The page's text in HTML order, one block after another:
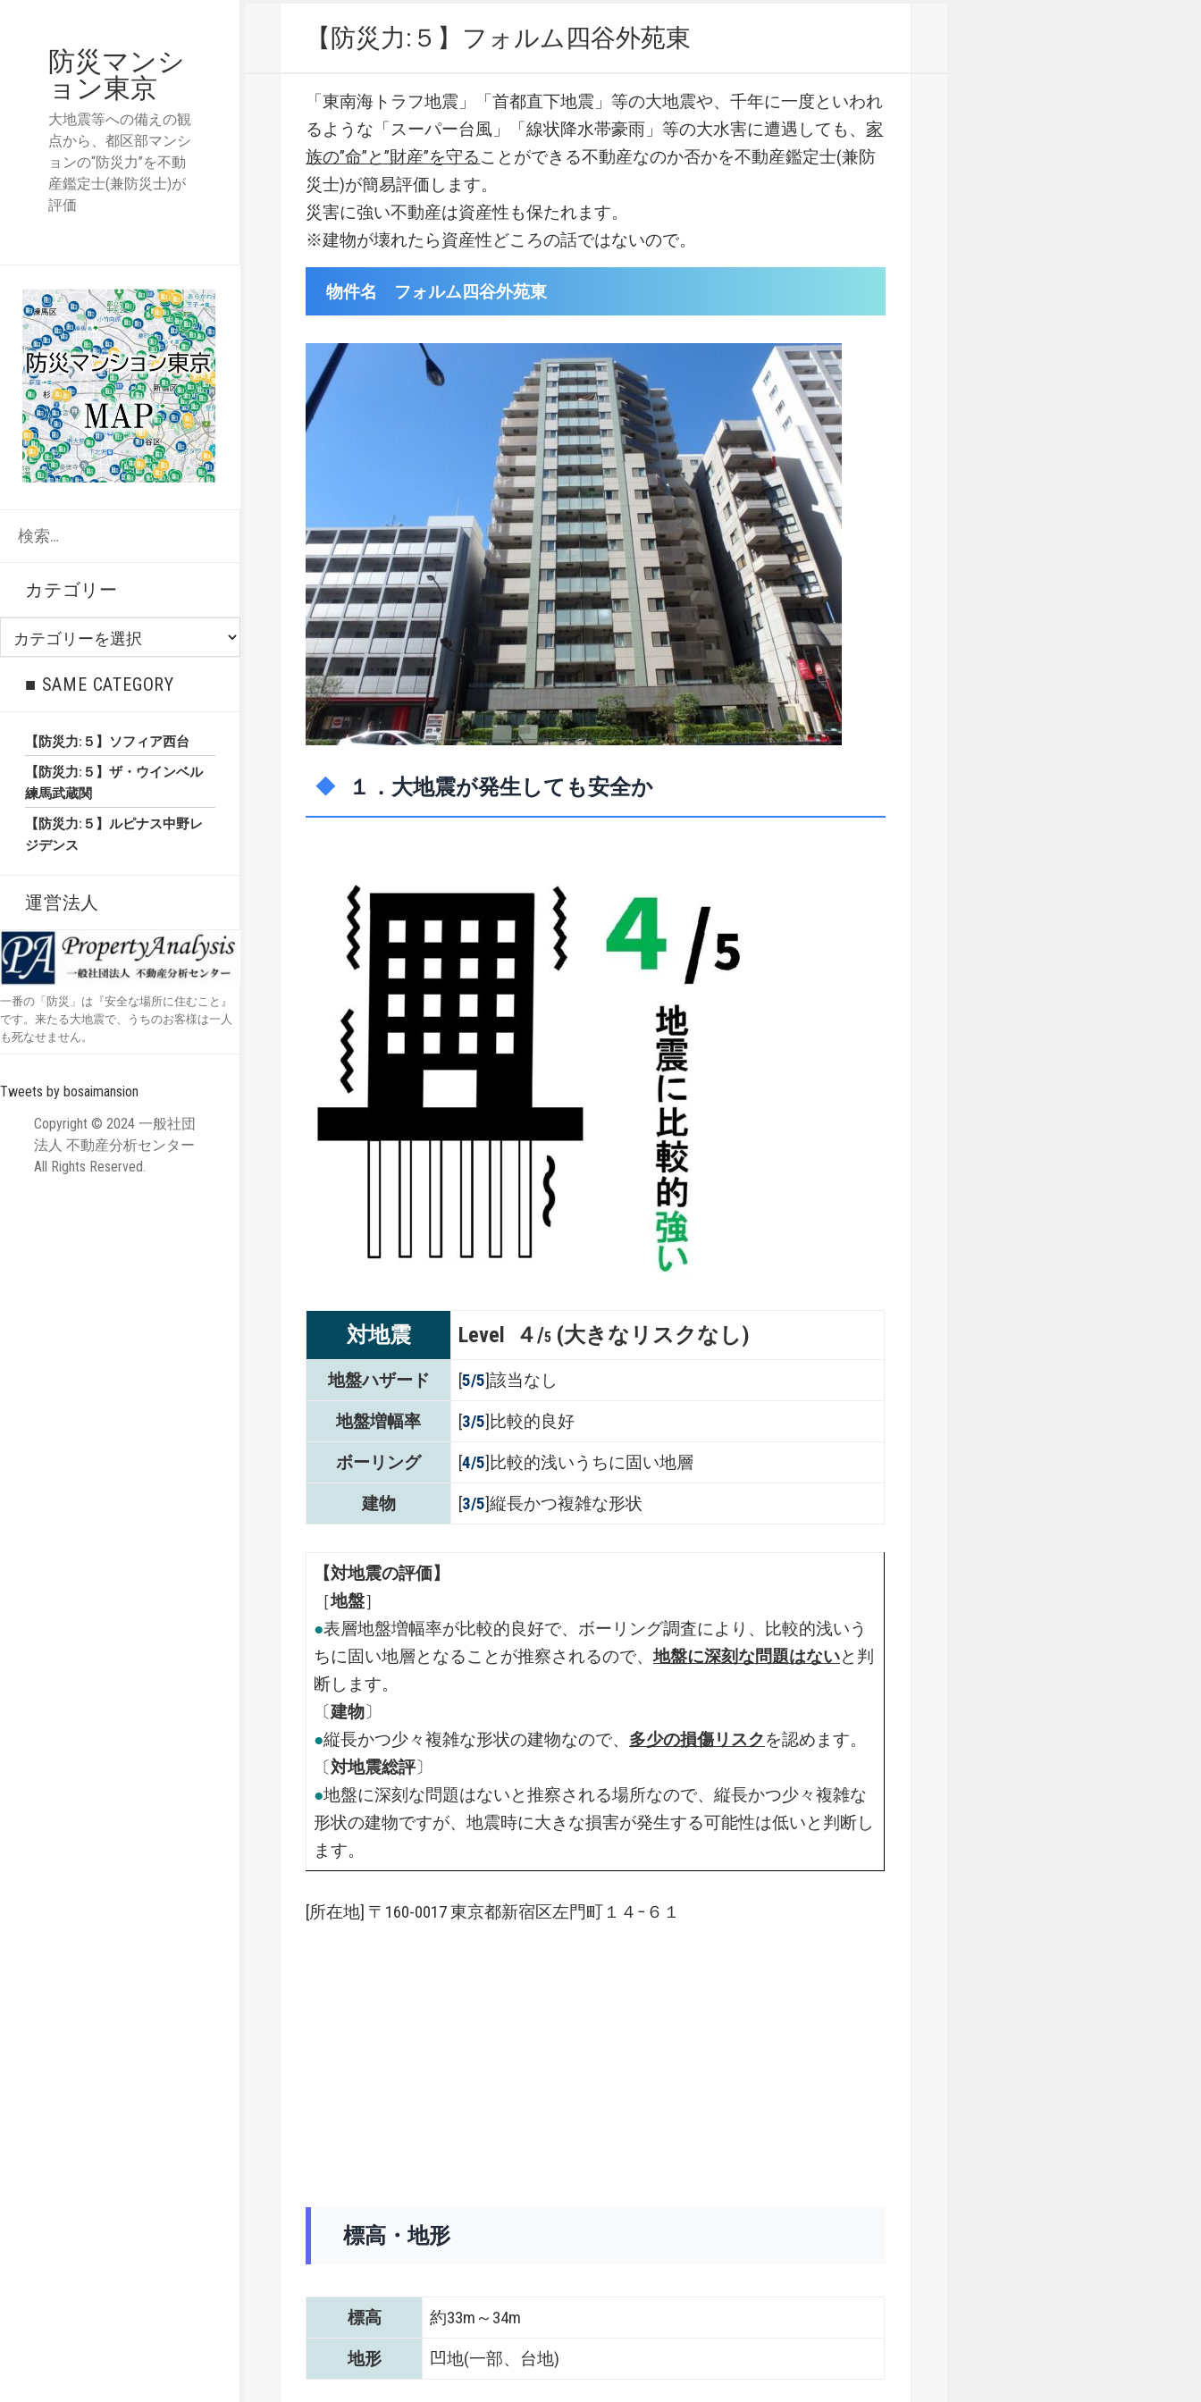
防災マンシ
ョン東京
大地震等への備えの観
点から、都区部マンシ
ョンの“防災力”を不動
産鑑定士(兼防災士)が
評価
カテゴリー
■ SAME CATEGORY
【防災力:５】ソフィア西台
【防災力:５】ザ・ウインベル
練馬武蔵関
【防災力:５】ルピナス中野レ
ジデンス
運営法人
一番の「防災」は『安全な場所に住むこと』
です。来たる大地震で、うちのお客様は一人
も死なせません。
Tweets by bosaimansion
Copyright © 2024 一般社団
法人 不動産分析センター
All Rights Reserved.
【防災力:５】フォルム四谷外苑東
「東南海トラフ地震」「首都直下地震」等の大地震や、千年に一度といわれ
るような「スーパー台風」「線状降水帯豪雨」等の大水害に遭遇しても、 家
族の”命”と”財産”を守ることができる不動産なのか否かを不動産鑑定士(兼防
災士)が簡易評価します。
災害に強い不動産は資産性も保たれます。
※建物が壊れたら資産性どころの話ではないので。
物件名 フォルム四谷外苑東
１．大地震が発生しても安全か
対地震 Level ４/5 (大きなリスクなし)
地盤ハザード [5/5]該当なし
地盤増幅率
[3/5]比較的良好
ボーリング
[4/5]比較的浅いうちに固い地層
建物
[3/5]縦長かつ複雑な形状
【対地震の評価】
［地盤］
●表層地盤増幅率が比較的良好で、ボーリング調査により、比較的浅いう
ちに固い地層となることが推察されるので、地盤に深刻な問題はないと判
断します。
〔建物〕
●縦長かつ少々複雑な形状の建物なので、 多少の損傷リスクを認めます。
〔対地震総評〕
●地盤に深刻な問題はないと推察される場所なので、縦長かつ少々複雑な
形状の建物ですが、地震時に大きな損害が発生する可能性は低いと判断し
ます。
[所在地] 〒160-0017 東京都新宿区左門町１４−６１
標高・地形
標高
約33m～34m
地形
凹地(一部、台地)